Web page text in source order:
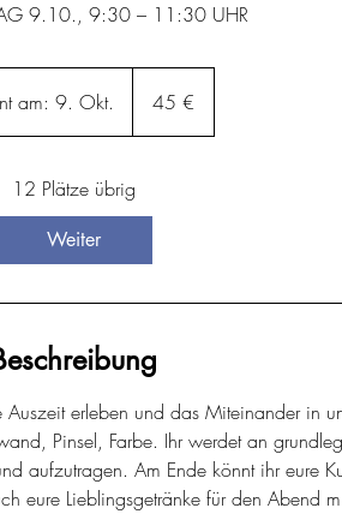
9.10., 9:30 – 11:30 UHR
am: 9. Okt.
e
i
n
a
:
.
O
k
t
45 €
12 Plätze übrig
Weiter
erleben und das Miteinander in
Pinsel, Farbe. Ihr werdet an
aufzutragen. Am Ende könnt ihr eure
eure Lieblingsgetränke für den Abend